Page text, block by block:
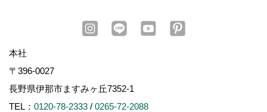
本社
〒396-0027
長野県伊那市ますみヶ丘7352-1
TEL： 0120-78-2333 / 0265-72-2088